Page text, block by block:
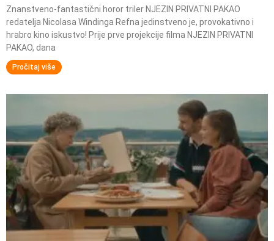
Znanstveno-fantastični horor triler NJEZIN PRIVATNI PAKAO
redatelja Nicolasa Windinga Refna jedinstveno je, provokativno i
hrabro kino iskustvo! Prije prve projekcije filma NJEZIN PRIVATNI
PAKAO, dana
Pročitaj više